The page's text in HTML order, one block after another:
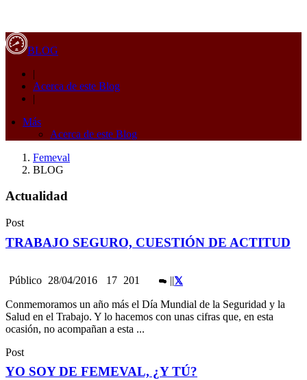
BLOG
|
Acerca de este Blog
|
Más
Acerca de este Blog
Femeval
BLOG
Actualidad
Post
TRABAJO SEGURO, CUESTIÓN DE ACTITUD
Público 28/04/2016 17 201 ||
Conmemoramos un año más el Día Mundial de la Seguridad y la
Salud en el Trabajo. Y lo hacemos con unas cifras que, en esta
ocasión, no acompañan a esta ...
Post
YO SOY DE FEMEVAL, ¿Y TÚ?